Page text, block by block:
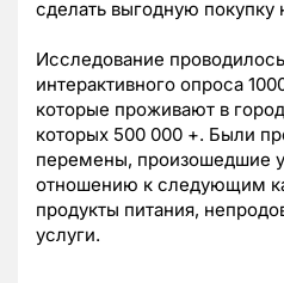
сделать выгодную
Исследование
интерактивного опроса
которые проживают в
которых 500 000 +. Были
перемены, произошедшие
отношению к следующим
продукты питания,
услуги.